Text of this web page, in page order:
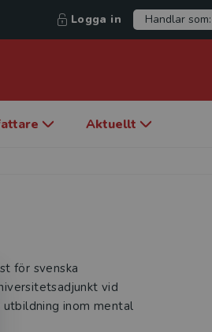
Logga in Handlar som:
Aktuellt
för svenska
vid
inom mental